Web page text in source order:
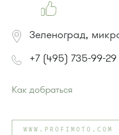
Зеленоград,
+7 (495) 735-99-29
Как добраться
Автобусы № 1, 3, 8, 11, 19,
WWW.PROFIMOTO.COM